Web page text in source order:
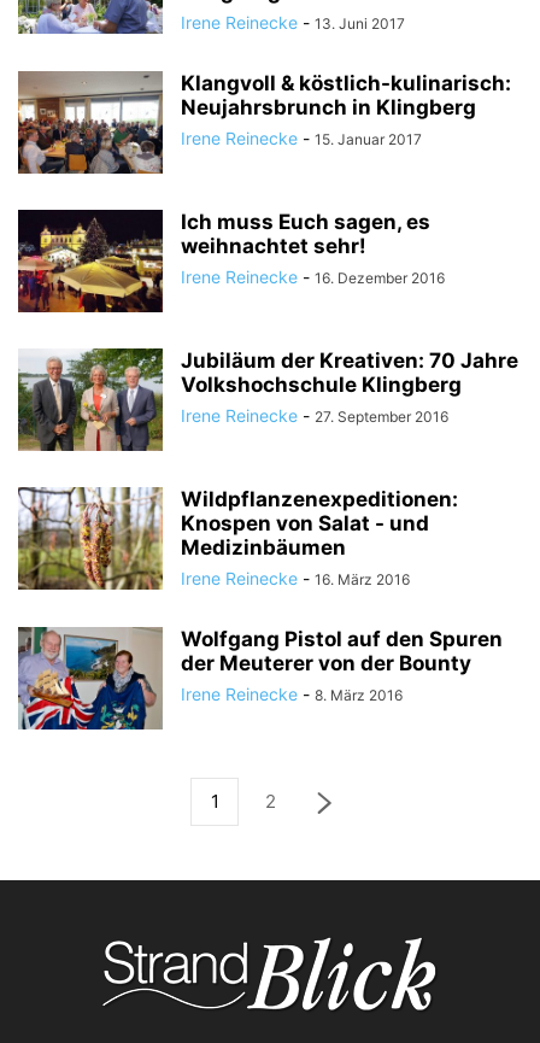
Irene Reinecke - 13. Juni 2017
Klangvoll & köstlich-kulinarisch:
Neujahrsbrunch in Klingberg
Irene Reinecke - 15. Januar 2017
Ich muss Euch sagen, es
weihnachtet sehr!
Irene Reinecke - 16. Dezember 2016
Jubiläum der Kreativen: 70 Jahre
Volkshochschule Klingberg
Irene Reinecke - 27. September 2016
Wildpflanzenexpeditionen:
Knospen von Salat - und
Medizinbäumen
Irene Reinecke - 16. März 2016
Wolfgang Pistol auf den Spuren
der Meuterer von der Bounty
Irene Reinecke - 8. März 2016
1 2